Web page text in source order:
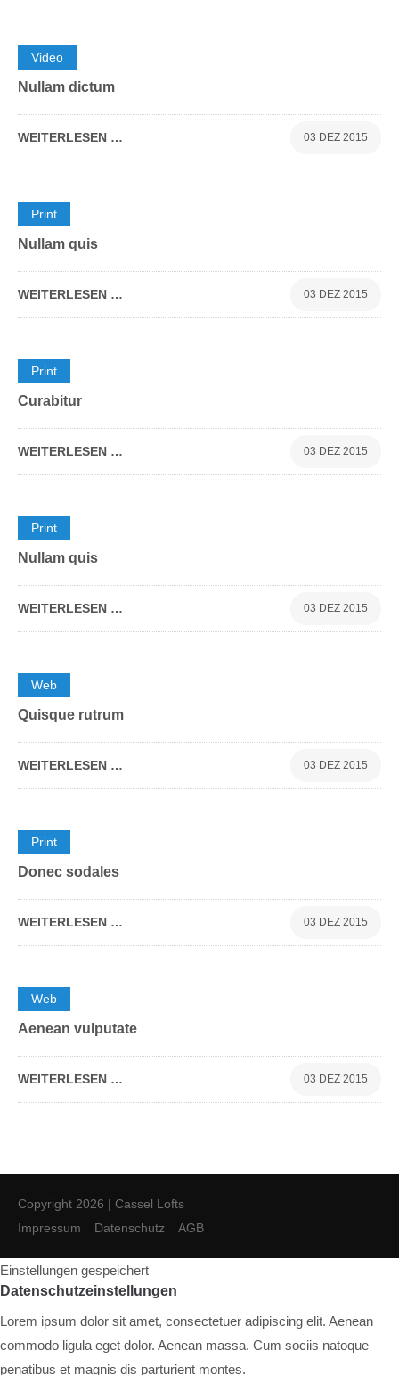
0Video
Nullam dictum
WEITERLESEN … 03 DEZ 2015
0Print
Nullam quis
WEITERLESEN … 03 DEZ 2015
0Print
Curabitur
WEITERLESEN … 03 DEZ 2015
0Print
Nullam quis
WEITERLESEN … 03 DEZ 2015
0Web
Quisque rutrum
WEITERLESEN … 03 DEZ 2015
0Print
Donec sodales
WEITERLESEN … 03 DEZ 2015
0Web
Aenean vulputate
WEITERLESEN … 03 DEZ 2015
Copyright 2026 | Cassel Lofts
Impressum
Datenschutz AGB
Einstellungen gespeichert
Datenschutzeinstellungen
Lorem ipsum dolor sit amet, consectetuer adipiscing elit. Aenean
commodo ligula eget dolor. Aenean massa. Cum sociis natoque
penatibus et magnis dis parturient montes.